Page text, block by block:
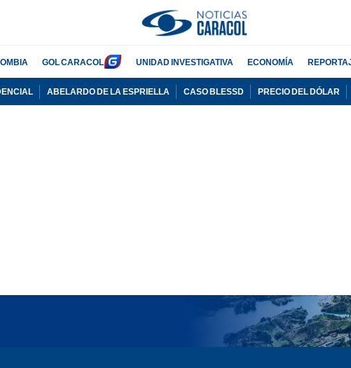
GOL CARACOL UNIDAD INVESTIGATIVA ECONOMÍA
ABELARDO DE LA ESPRIELLA CASO BLESSD PRECIO DEL DÓLAR